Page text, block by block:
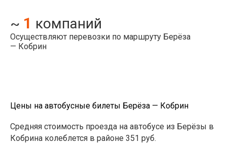
~ 1 компаний
Осуществляют перевозки по маршруту Берёза
— Кобрин
Цены на автобусные билеты Берёза — Кобрин
Средняя стоимость проезда на автобусе из Берёзы в
Кобрина колеблется в районе 351 руб.